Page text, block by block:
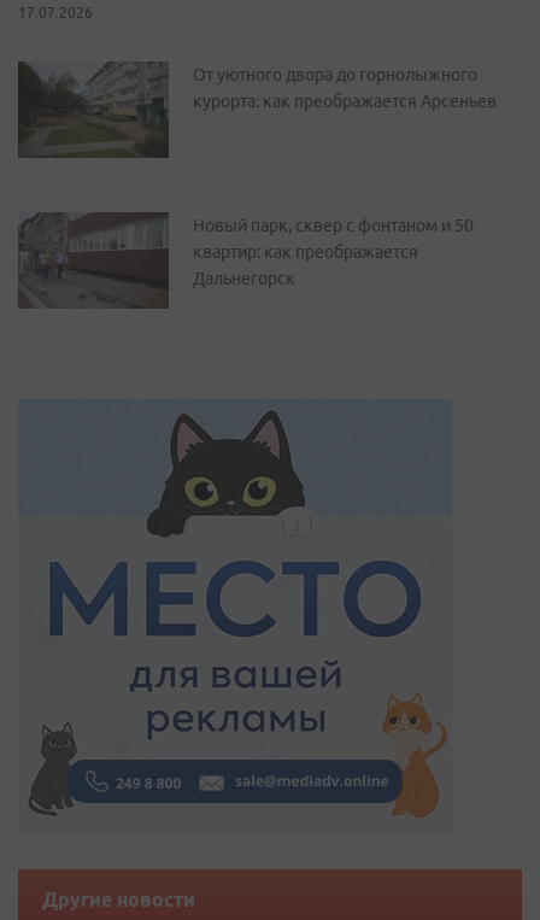
17.07.2026
От уютного двора до горнолыжного
курорта: как преображается Арсеньев
Новый парк, сквер с фонтаном и 50
квартир: как преображается
Дальнегорск
Другие новости